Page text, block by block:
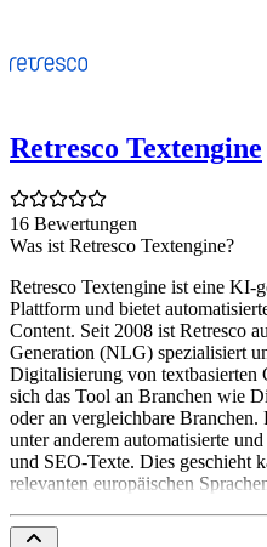
Retresco Textengine
16 Bewertungen
Was ist Retresco Textengine?
Retresco Textengine ist eine KI-
Plattform und bietet
Content. Seit 2008 ist Retresco
Generation (NLG) spezialisiert
Digitalisierung von textbasierten
sich das Tool an Branchen wie
oder an vergleichbare Branchen.
unter anderem automatisierte
und SEO-Texte. Dies geschieht
relevanten europäischen